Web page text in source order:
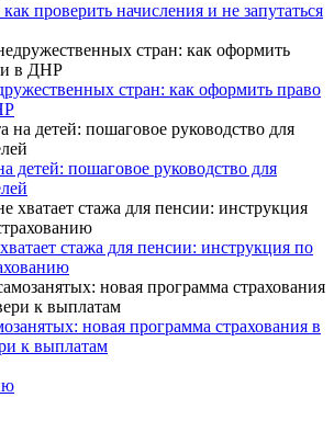
проверить начисления и не запутаться
стран: как оформить право
детей: пошаговое руководство для
стажа для пенсии: инструкция по
новая программа страхования в
к выплатам